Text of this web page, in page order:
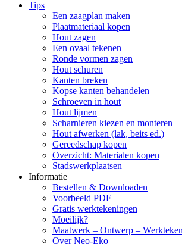
Tips
Een zaagplan maken
Plaatmateriaal kopen
Hout zagen
Een ovaal tekenen
Ronde vormen zagen
Hout schuren
Kanten breken
Kopse kanten behandelen
Schroeven in hout
Hout lijmen
Scharnieren kiezen en monteren
Hout afwerken (lak, beits ed.)
Gereedschap kopen
Overzicht: Materialen kopen
Stadswerkplaatsen
Informatie
Bestellen & Downloaden
Voorbeeld PDF
Gratis werktekeningen
Moeilijk?
Maatwerk – Ontwerp –
Over Neo-Eko